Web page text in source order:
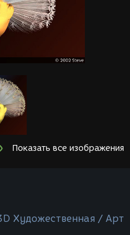
Показать все изображения
Художественная / Арт